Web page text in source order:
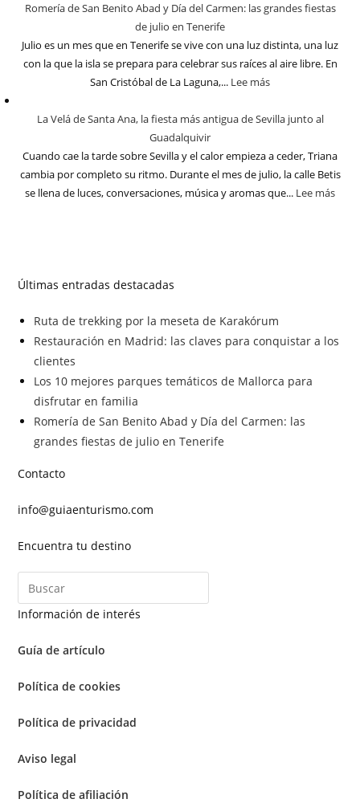
Romería de San Benito Abad y Día del Carmen: las grandes fiestas
de julio en Tenerife
Julio es un mes que en Tenerife se vive con una luz distinta, una luz
con la que la isla se prepara para celebrar sus raíces al aire libre. En
San Cristóbal de La Laguna,... Lee más
La Velá de Santa Ana, la fiesta más antigua de Sevilla junto al
Guadalquivir
Cuando cae la tarde sobre Sevilla y el calor empieza a ceder, Triana
cambia por completo su ritmo. Durante el mes de julio, la calle Betis
se llena de luces, conversaciones, música y aromas que... Lee más
Últimas entradas destacadas
Ruta de trekking por la meseta de Karakórum
Restauración en Madrid: las claves para conquistar a los
clientes
Los 10 mejores parques temáticos de Mallorca para
disfrutar en familia
Romería de San Benito Abad y Día del Carmen: las
grandes fiestas de julio en Tenerife
Contacto
info@guiaenturismo.com
Encuentra tu destino
Información de interés
Guía de artículo
Política de cookies
Política de privacidad
Aviso legal
Política de afiliación